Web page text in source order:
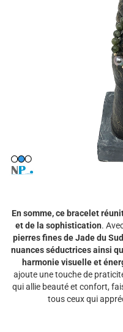
En somme, ce bracelet
et de la sophistication.
pierres fines de Jade du
nuances séductrices ainsi
harmonie visuelle et
ajoute une touche de
qui allie beauté et confort,
tous ceux qui